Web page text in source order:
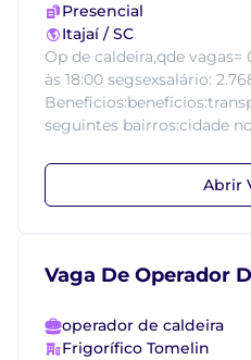
Presencial
Itajaí / SC
Op de caldeira,qde
às 18:00 segsexsalário:
seguintes bairros:cidade
Abrir
Vaga De Operador
operador de caldeira
Frigorífico Tomelin